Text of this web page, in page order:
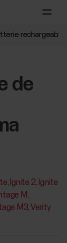
rechargeable
de
Ignite 2 Ignite
M
M3 Verity